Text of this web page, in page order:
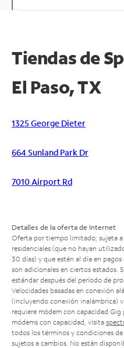
Tiendas de
El Paso, TX
1325 George Dieter
664 Sunland Park Dr
7010 Airport Rd
Detalles de la oferta de Internet
Oferta por tiempo limitado; sujeta
residenciales (que no hayan
30 días) y que estén al día en
son adicionales en ciertos estados.
estándar después del período de
Velocidades basadas en conexión
(incluyendo conexión inalámbrica)
requiere módem con capacidad
módems con capacidad, visita
todos los términos y condiciones
sujetos a cambios. No están